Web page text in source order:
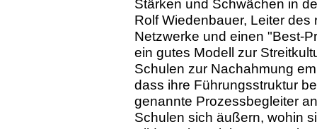
Stärken und Schwächen in
Rolf Wiedenbauer, Leiter
Netzwerke und einen "Best-
ein gutes Modell zur
Schulen zur Nachahmung
dass ihre Führungsstruktur
genannte Prozessbegleiter
Schulen sich äußern, wohin